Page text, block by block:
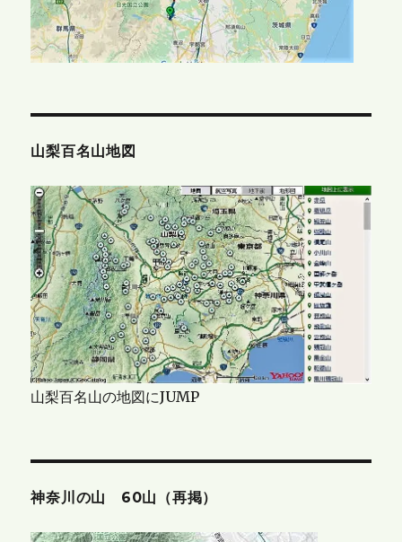
山梨百名山地図
山梨百名山の地図にJUMP
神奈川の山 60山（再掲）